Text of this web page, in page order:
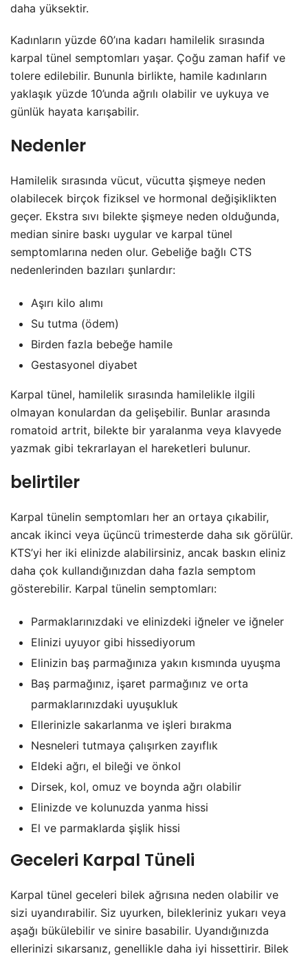
daha yüksektir.
Kadınların yüzde 60’ına kadarı hamilelik sırasında
karpal tünel semptomları yaşar. Çoğu zaman hafif ve
tolere edilebilir. Bununla birlikte, hamile kadınların
yaklaşık yüzde 10’unda ağrılı olabilir ve uykuya ve
günlük hayata karışabilir.
Nedenler
Hamilelik sırasında vücut, vücutta şişmeye neden
olabilecek birçok fiziksel ve hormonal değişiklikten
geçer. Ekstra sıvı bilekte şişmeye neden olduğunda,
median sinire baskı uygular ve karpal tünel
semptomlarına neden olur. Gebeliğe bağlı CTS
nedenlerinden bazıları şunlardır:
Aşırı kilo alımı
Su tutma (ödem)
Birden fazla bebeğe hamile
Gestasyonel diyabet
Karpal tünel, hamilelik sırasında hamilelikle ilgili
olmayan konulardan da gelişebilir. Bunlar arasında
romatoid artrit, bilekte bir yaralanma veya klavyede
yazmak gibi tekrarlayan el hareketleri bulunur.
belirtiler
Karpal tünelin semptomları her an ortaya çıkabilir,
ancak ikinci veya üçüncü trimesterde daha sık görülür.
KTS’yi her iki elinizde alabilirsiniz, ancak baskın eliniz
daha çok kullandığınızdan daha fazla semptom
gösterebilir. Karpal tünelin semptomları:
Parmaklarınızdaki ve elinizdeki iğneler ve iğneler
Elinizi uyuyor gibi hissediyorum
Elinizin baş parmağınıza yakın kısmında uyuşma
Baş parmağınız, işaret parmağınız ve orta
parmaklarınızdaki uyuşukluk
Ellerinizle sakarlanma ve işleri bırakma
Nesneleri tutmaya çalışırken zayıflık
Eldeki ağrı, el bileği ve önkol
Dirsek, kol, omuz ve boynda ağrı olabilir
Elinizde ve kolunuzda yanma hissi
El ve parmaklarda şişlik hissi
Geceleri Karpal Tüneli
Karpal tünel geceleri bilek ağrısına neden olabilir ve
sizi uyandırabilir. Siz uyurken, bilekleriniz yukarı veya
aşağı bükülebilir ve sinire basabilir. Uyandığınızda
ellerinizi sıkarsanız, genellikle daha iyi hissettirir. Bilek